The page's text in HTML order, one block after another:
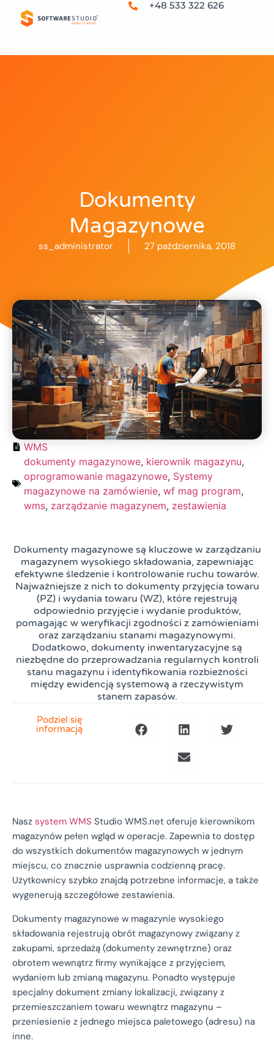
+48 533 322 626
Dokumenty
Magazynowe
ss_administrator 27 października, 2018
WMS
dokumenty magazynowe, kierownik magazynu,
oprogramowanie magazynowe, Systemy
magazynowe na zamówienie, wf mag program,
wms, zarządzanie magazynem, zestawienia
Dokumenty magazynowe są kluczowe w zarządzaniu
magazynem wysokiego składowania, zapewniając
efektywne śledzenie i kontrolowanie ruchu towarów.
Najważniejsze z nich to dokumenty przyjęcia towaru
(PZ) i wydania towaru (WZ), które rejestrują
odpowiednio przyjęcie i wydanie produktów,
pomagając w weryfikacji zgodności z zamówieniami
oraz zarządzaniu stanami magazynowymi.
Dodatkowo, dokumenty inwentaryzacyjne są
niezbędne do przeprowadzania regularnych kontroli
stanu magazynu i identyfikowania rozbieżności
między ewidencją systemową a rzeczywistym
stanem zapasów.
Podziel się
informacją
Nasz system WMS Studio WMS.net oferuje kierownikom
magazynów pełen wgląd w operacje. Zapewnia to dostęp
do wszystkich dokumentów magazynowych w jednym
miejscu, co znacznie usprawnia codzienną pracę.
Użytkownicy szybko znajdą potrzebne informacje, a także
wygenerują szczegółowe zestawienia.
Dokumenty magazynowe w magazynie wysokiego
składowania rejestrują obrót magazynowy związany z
zakupami, sprzedażą (dokumenty zewnętrzne) oraz
obrotem wewnątrz firmy wynikające z przyjęciem,
wydaniem lub zmianą magazynu. Ponadto występuje
specjalny dokument zmiany lokalizacji, związany z
przemieszczaniem towaru wewnątrz magazynu –
przeniesienie z jednego miejsca paletowego (adresu) na
inne.